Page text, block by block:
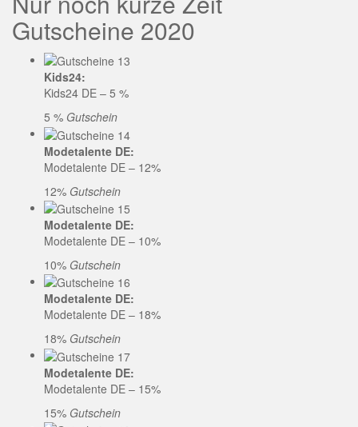
Gutscheine 2020
Kids24:
Kids24 DE – 5 %
5 % Gutschein
Modetalente DE:
Modetalente DE – 12%
12% Gutschein
Modetalente DE:
Modetalente DE – 10%
10% Gutschein
Modetalente DE:
Modetalente DE – 18%
18% Gutschein
Modetalente DE:
Modetalente DE – 15%
15% Gutschein